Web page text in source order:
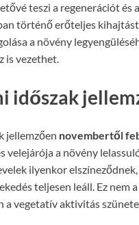
teszi a regenerációt és a
történő erőteljes
a növény
is vezethet.
időszak
jellemzően novembertől
velejárója a növény
ilyenkor
teljesen leáll. Ez nem
a vegetatív aktivitás